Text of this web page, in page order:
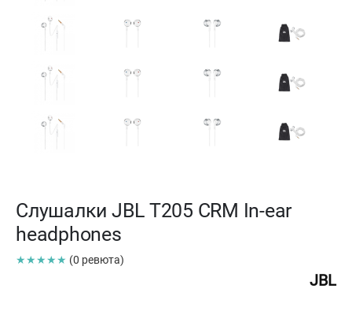
Слушалки JBL T205 CRM In-ear
headphones
★★★★★ (0 ревюта)
JBL